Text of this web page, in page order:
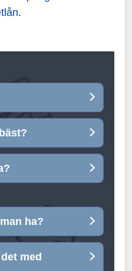
.
ha?
med